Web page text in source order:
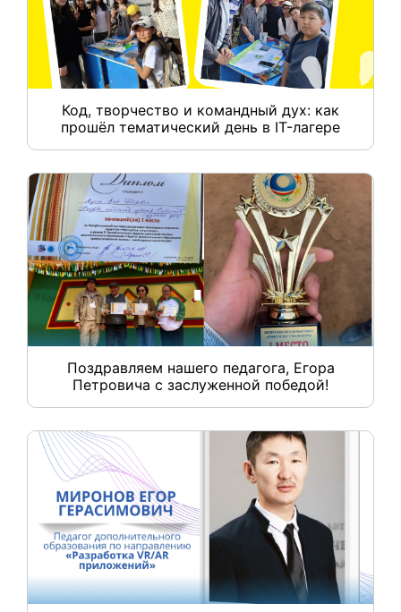
Код, творчество и командный дух: как
прошёл тематический день в IT-лагере
Поздравляем нашего педагога, Егора
Петровича с заслуженной победой!